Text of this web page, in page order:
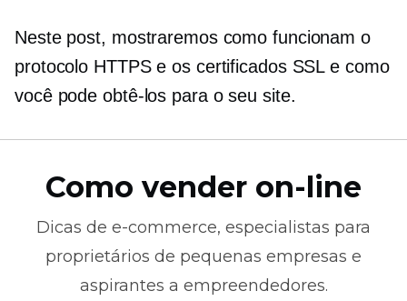
Neste post, mostraremos como funcionam o
protocolo HTTPS e os certificados SSL e como
você pode obtê-los para o seu site.
Como vender on-line
Dicas de e-commerce, especialistas para
proprietários de pequenas empresas e
aspirantes a empreendedores.